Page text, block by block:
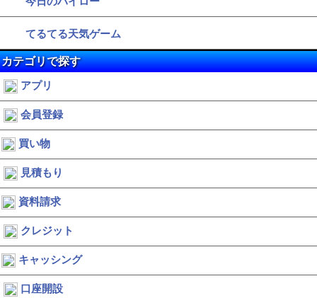
てるてる天気ゲーム
カテゴリで探す
アプリ
会員登録
買い物
見積もり
資料請求
クレジット
キャッシング
口座開設